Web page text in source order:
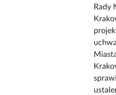
Rady